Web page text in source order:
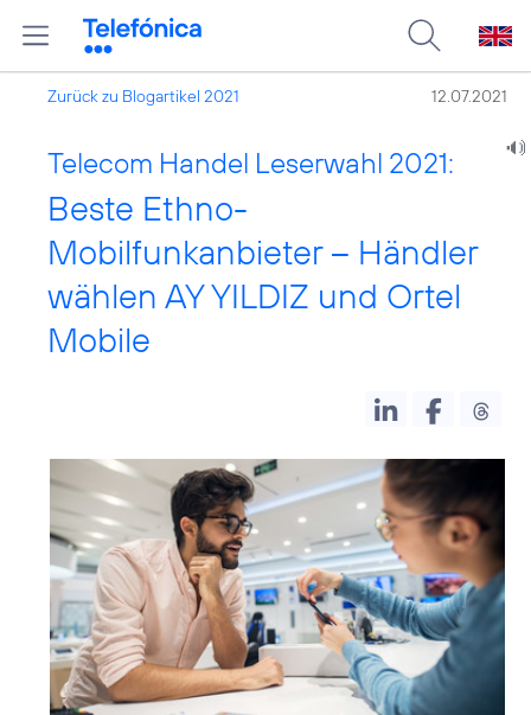
Zurück zu Blogartikel 2021 12.07.2021
Telecom Handel Leserwahl 2021:
Beste Ethno-
Mobilfunkanbieter – Händler
wählen AY YILDIZ und Ortel
Mobile